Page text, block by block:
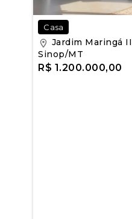
Casa
Jardim Maringá II
Sinop/MT
R$ 1.200.000,00